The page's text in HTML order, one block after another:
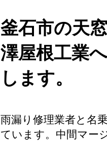
釜石市の天
澤屋根工業
します。
雨漏り修理業者と名
ています。中間マー